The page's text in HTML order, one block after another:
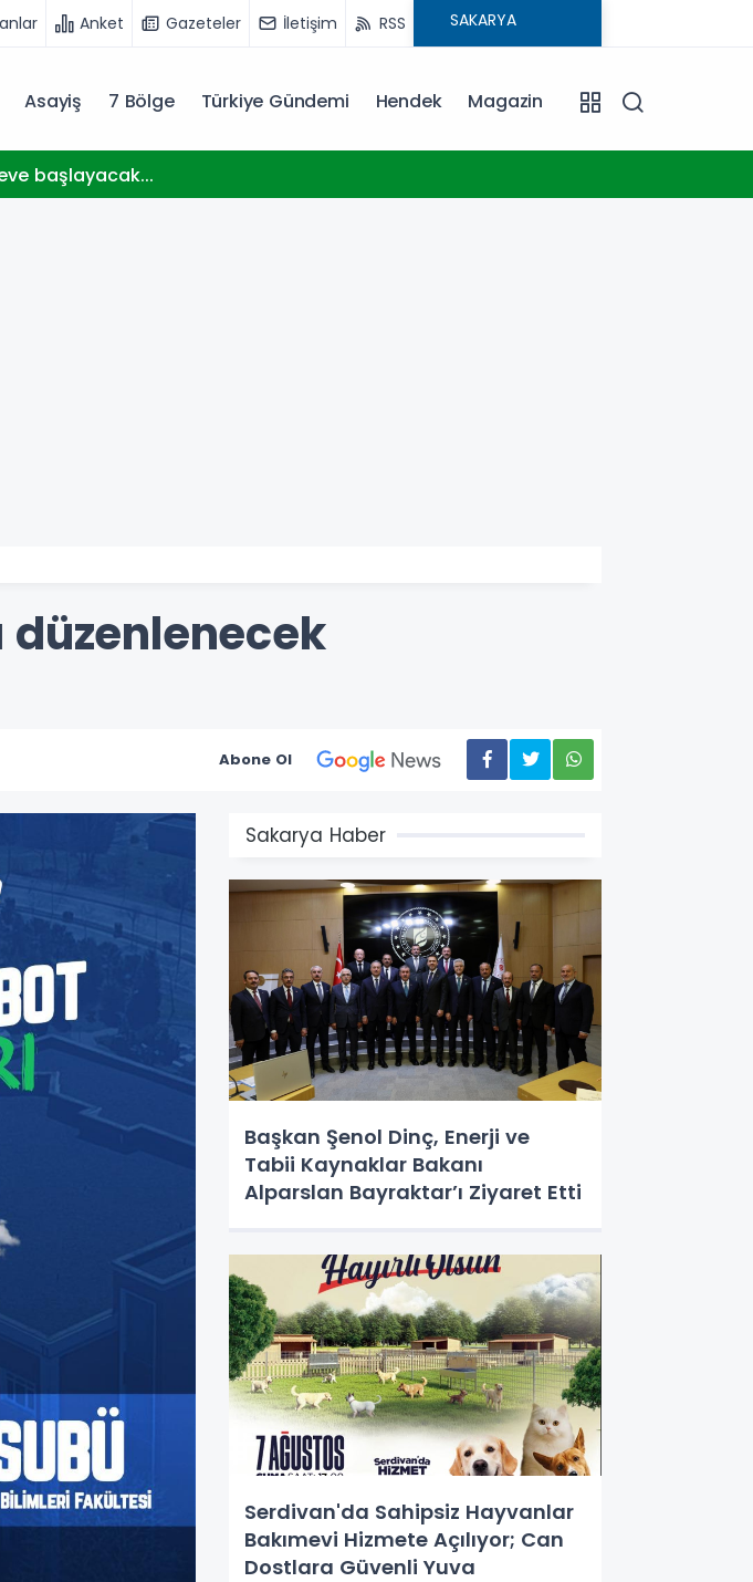
Anket Gazeteler İletişim RSS
Asayiş 7 Bölge Türkiye Gündemi Hendek Magazin
başlayacak...
düzenlenecek
Abone Ol
Sakarya Haber
Başkan Şenol Dinç, Enerji ve
Tabii Kaynaklar Bakanı
Alparslan Bayraktar’ı Ziyaret Etti
Serdivan'da Sahipsiz Hayvanlar
Bakımevi Hizmete Açılıyor; Can
Dostlara Güvenli Yuva